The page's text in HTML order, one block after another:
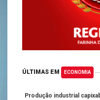
ÚLTIMAS EM ECONOMIA
Produção industrial